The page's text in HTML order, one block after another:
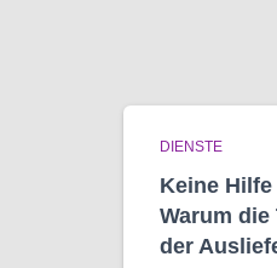
DIENSTE
Keine
Warum
der